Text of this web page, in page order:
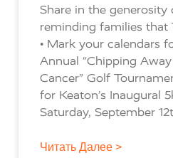
Share in the
reminding families that
• Mark your calendars
Annual “Chipping
Cancer” Golf
for Keaton’s Inaugural
Saturday, September
Читать Далее >